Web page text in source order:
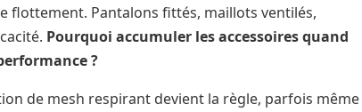
flottement. Pantalons fittés, maillots ventilés,
Pourquoi accumuler les accessoires quand
?
de mesh respirant devient la règle, parfois même